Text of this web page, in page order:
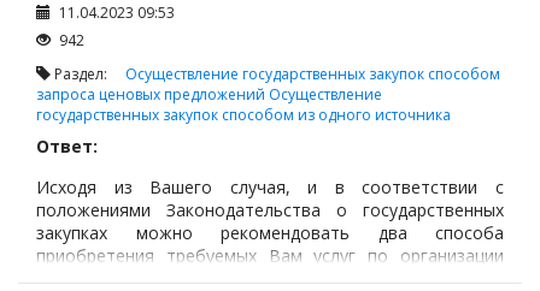
11.04.2023 09:53
942
Раздел: Осуществление государственных закупок способом
запроса ценовых предложений Осуществление
государственных закупок способом из одного источника
Ответ:
Исходя из Вашего случая, и в соответствии с
положениями Законодательства о государственных
закупках можно рекомендовать два способа
приобретения требуемых Вам услуг по организации
проведения «Наурыза», это проведение закупок